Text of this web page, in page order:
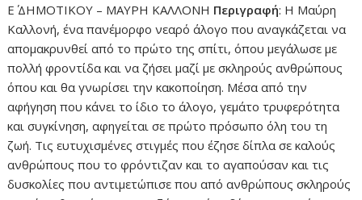
Ε΄ ΔΗΜΟΤΙΚΟΥ – ΜΑΥΡΗ ΚΑΛΛΟΝΗ Περιγραφή: Η Μαύρη
Καλλονή, ένα πανέμορφο νεαρό άλογο που αναγκάζεται να
απομακρυνθεί από το πρώτο της σπίτι, όπου μεγάλωσε με
πολλή φροντίδα και να ζήσει μαζί με σκληρούς ανθρώπους
όπου και θα γνωρίσει την κακοποίηση. Μέσα από την
αφήγηση που κάνει το ίδιο το άλογο, γεμάτο τρυφερότητα
και συγκίνηση, αφηγείται σε πρώτο πρόσωπο όλη του τη
ζωή. Τις ευτυχισμένες στιγμές που έζησε δίπλα σε καλούς
ανθρώπους που το φρόντιζαν και το αγαπούσαν και τις
δυσκολίες που αντιμετώπισε που από ανθρώπους σκληρούς